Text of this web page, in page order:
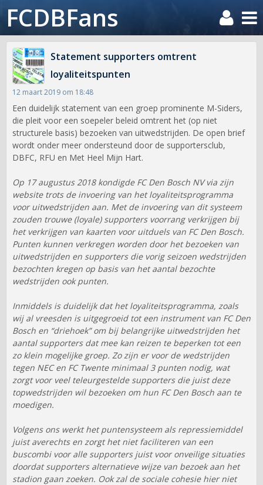
FCDBFans
Statement supporters omtrent
loyaliteitspunten
12 maart 2019 om 18:48
Een duidelijk statement van een groep prominente M-Siders,
die pleit voor een soepeler beleid omtrent het (op niet
structurele basis) bezoeken van uitwedstrijden. De open brief
wordt onder meer ondersteund door de supportersclub,
DBFC, RFU en Met Heel Mijn Hart.
Op 17 augustus 2018 kondigde FC Den Bosch NV via zijn
website trots de invoering van het loyaliteitsprogramma
voor uitwedstrijden aan. Met de invoering van dit systeem
zouden trouwe (loyale) supporters voorrang verkrijgen bij
het verkrijgen van kaarten voor uitduels van FC Den Bosch.
Punten kunnen verkregen worden door het bezoeken van
uitwedstrijden en supporters die vorig seizoen wedstrijden
bezochten kregen op basis van het aantal bezochte
wedstrijden ook punten.
Inmiddels is duidelijk dat het loyaliteitsprogramma, zoals
wij al vreesden is uitgegroeid tot een instrument van FC Den
Bosch en “driehoek” om bij belangrijke uitwedstrijden het
aantal supporters dat mee kan reizen te beperken tot een
zo klein mogelijke groep. Zo zijn er voor de wedstrijden
tegen NEC en FC Twente minimaal 3 punten nodig, wat
zorgt voor veel teleurgestelde supporters die juist deze
topwedstrijden wil bezoeken om hun FC Den Bosch aan te
moedigen.
Volgens ons werkt het puntensysteem als repressiemiddel
juist averechts en zorgt het niet faciliteren van een
buscombi voor alle supporters juist voor onveilige situaties
doordat supporters alternatieve wijze van bezoek aan het
stadion gaan zoeken. Ook zal de sociale cohesie hier niet